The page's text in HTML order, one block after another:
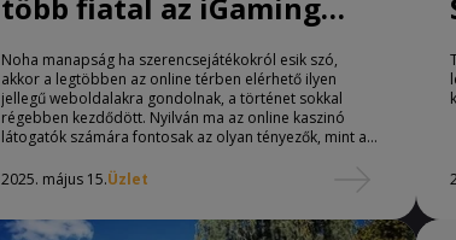
világát? Mi olyan vonzó
ebben az iparágban?
Noha manapság ha szerencsejátékokról esik szó,
akkor a legtöbben az online térben elérhető ilyen
jellegű weboldalakra gondolnak, a történet sokkal
régebben kezdődött. Nyilván ma az online kaszinó
látogatók számára fontosak az olyan tényezők, mint a
korábban ilyesmi nem volt, mégis sokan látogatták a
szárazföldi kaszinókat.
2025. május 15.Üzlet